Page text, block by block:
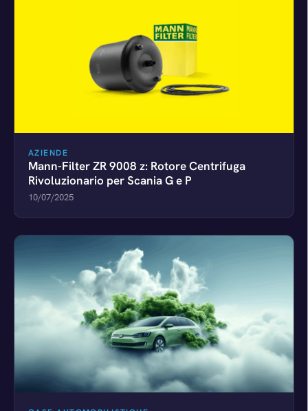
AZIENDE
Mann-Filter ZR 9008 z: Rotore Centrifuga
Rivoluzionario per Scania G e P
10/07/2025